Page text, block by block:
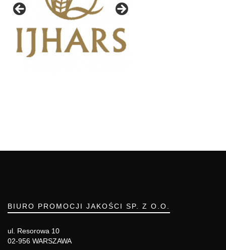
BIURO PROMOCJI JAKOŚCI SP. Z O.O.
ul. Resorowa 10
02-956 WARSZAWA